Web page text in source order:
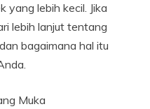
yang lebih kecil. Jika
lebih lanjut tentang
bagaimana hal itu
Muka